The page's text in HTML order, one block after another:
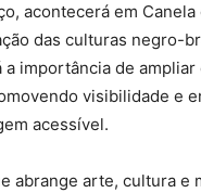
acontecerá em Canela
das culturas negro-
importância de
visibilidade e
acessível.
abrange arte, cultura e